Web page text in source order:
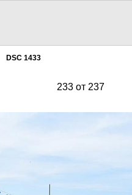
DSC 1433
233 от 237